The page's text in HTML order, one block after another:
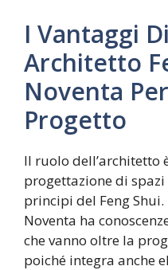
I Vantaggi
Architetto
Noventa
Progetto
Il ruolo dell’architetto
progettazione di
principi del Feng Shui.
Noventa ha
che vanno oltre la
poiché integra anche